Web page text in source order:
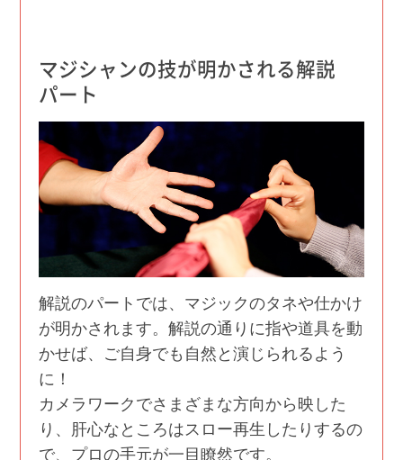
マジシャンの技が明かされる解説
パート
解説のパートでは、マジックのタネや仕かけ
が明かされます。解説の通りに指や道具を動
かせば、ご自身でも自然と演じられるよう
に！
カメラワークでさまざまな方向から映した
り、肝心なところはスロー再生したりするの
で、プロの手元が一目瞭然です。